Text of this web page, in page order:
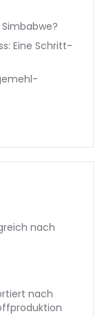
Eine Schritt-
nach
nach